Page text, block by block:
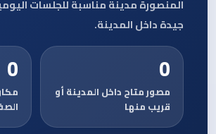
المنصورة مدينة مناسبة للجلسات
جيدة داخل المدينة.
0
مصور متاح داخل المدينة أو
قريب منها
0